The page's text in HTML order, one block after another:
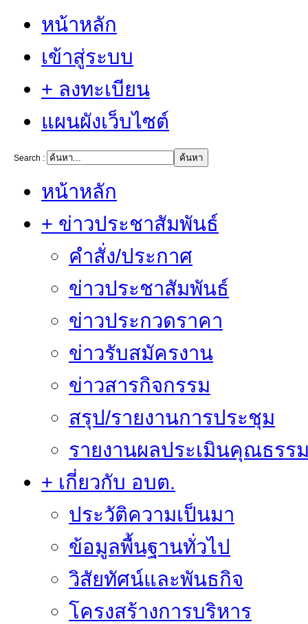
หน้าหลัก
เข้าสู่ระบบ
+ ลงทะเบียน
แผนผังเว็บไซต์
Search :
หน้าหลัก
+ ข่าวประชาสัมพันธ์
คำสั่ง/ประกาศ
ข่าวประชาสัมพันธ์
ข่าวประกวดราคา
ข่าวรับสมัครงาน
ข่าวสารกิจกรรม
สรุป/รายงานการประชุม
รายงานผลประเมินคุณธรร
+ เกี่ยวกับ อบต.
ประวัติความเป็นมา
ข้อมูลพื้นฐานทั่วไป
วิสัยทัศน์และพันธกิจ
โครงสร้างการบริหาร